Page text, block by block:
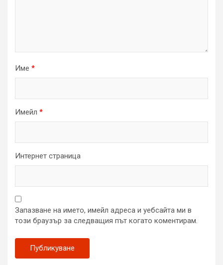
Име *
Имейл *
Интернет страница
Запазване на името, имейл адреса и уебсайта ми в
този браузър за следващия път когато коментирам.